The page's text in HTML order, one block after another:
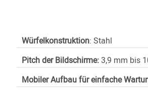
Würfelkonstruktion: Stahl
Pitch der Bildschirme: 3,9 mm bis
Mobiler Aufbau für einfache